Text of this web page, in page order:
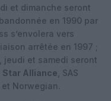
et dimanche seront
en 1990 par
s’envolera vers
arrêtée en 1997 ;
jeudi et samedi seront
Star Alliance , SAS
Norwegian.